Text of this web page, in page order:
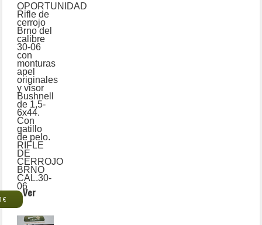
OPORTUNIDAD
Rifle de
cerrojo
Brno del
calibre
30-06
con
monturas
apel
originales
y visor
Bushnell
de 1,5-
6x44.
Con
gatillo
de pelo.
RIFLE
DE
CERROJO
BRNO
CAL.30-
06
€
Ver